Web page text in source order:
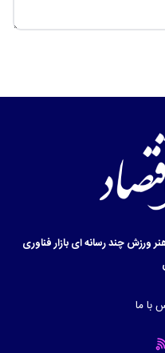
ورزشچند رسانه ایبازارفناوری
با ما